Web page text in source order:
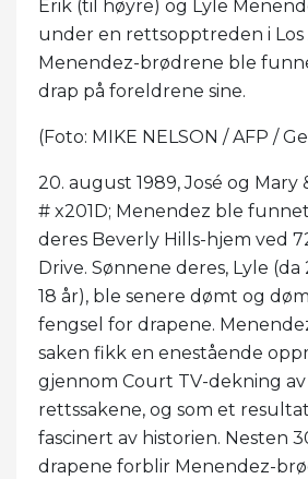
Erik (til høyre) og Lyle
under en rettsopptreden i Los
Menendez-brødrene ble
drap på foreldrene sine.
(Foto: MIKE NELSON / AFP /
20. august 1989, José og Mary
# x201D; Menendez ble
deres Beverly Hills-hjem ved
Drive. Sønnene deres, Lyle (da
18 år), ble senere dømt og
fengsel for drapene.
saken fikk en enestående
gjennom Court TV-dekning
rettssakene, og som et
fascinert av historien. Nesten
drapene forblir Menendez-